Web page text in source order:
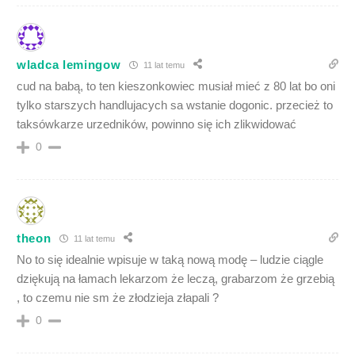
wladca lemingow 11 lat temu
cud na babą, to ten kieszonkowiec musiał mieć z 80 lat bo oni
tylko starszych handlujacych sa wstanie dogonic. przecież to
taksówkarze urzedników, powinno się ich zlikwidować
0
theon 11 lat temu
No to się idealnie wpisuje w taką nową modę – ludzie ciągle
dziękują na łamach lekarzom że leczą, grabarzom że grzebią
, to czemu nie sm że złodzieja złapali ?
0